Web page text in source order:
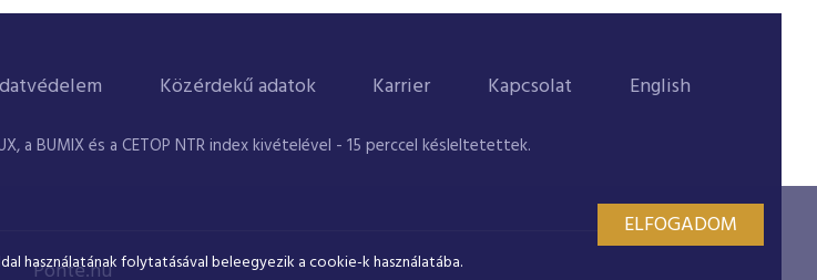
Közérdekű adatok Karrier Kapcsolat English
a BUMIX és a CETOP NTR index kivételével - 15 perccel késleltetettek.
Ponte.hu
használatának folytatásával beleegyezik a cookie-k használatába.
ELFOGADOM